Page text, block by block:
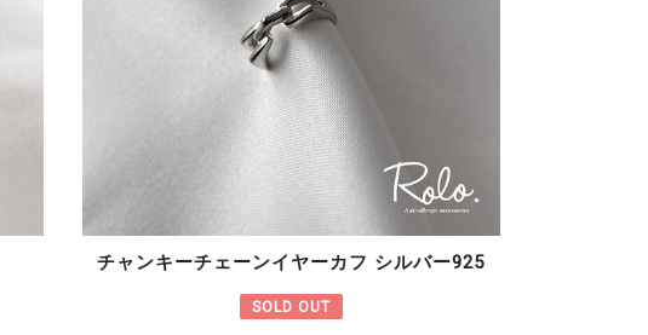
チャンキーチェーンイヤーカフ シルバー925
SOLD OUT